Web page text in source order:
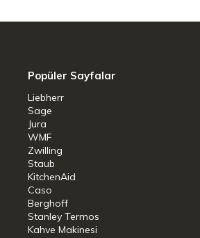
Popüler Sayfalar
Liebherr
Sage
Jura
WMF
Zwilling
Staub
KitchenAid
Caso
Berghoff
Stanley Termos
Kahve Makinesi